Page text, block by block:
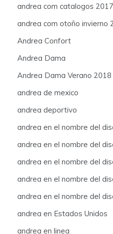
andrea com catalogos 2017
andrea com otoño invierno
Andrea Confort
Andrea Dama
Andrea Dama Verano 2018
andrea de mexico
andrea deportivo
andrea en el nombre del
andrea en el nombre del
andrea en el nombre del
andrea en el nombre del
andrea en el nombre del
andrea en Estados Unidos
andrea en linea